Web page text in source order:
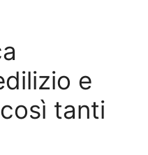
e
tanti